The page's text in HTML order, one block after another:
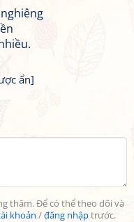
thăm. Để có thể theo dõi và
khoản /đăng nhậptrước.
ẩn]